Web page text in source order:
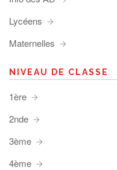
Lycéens
Maternelles
NIVEAU DE CLASSE
1ère
2nde
3ème
4ème